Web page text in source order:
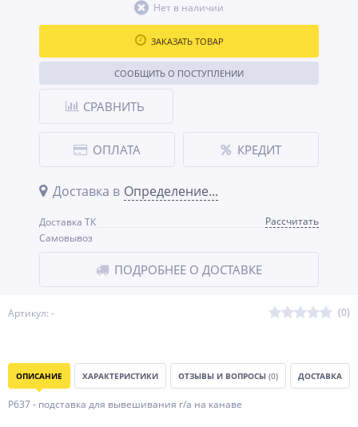
Артикул: - (0)
Нет в наличии
ЗАКАЗАТЬ ТОВАР
СООБЩИТЬ О ПОСТУПЛЕНИИ
СРАВНИТЬ
ОПЛАТА КРЕДИТ
Доставка в Определение...
Доставка ТК
Рассчитать
Самовывоз
ПОДРОБНЕЕ О ДОСТАВКЕ
ОПИСАНИЕ ХАРАКТЕРИСТИКИ ОТЗЫВЫ И ВОПРОСЫ (0) ДОСТАВКА
Р637 - подставка для вывешивания г/а на канаве